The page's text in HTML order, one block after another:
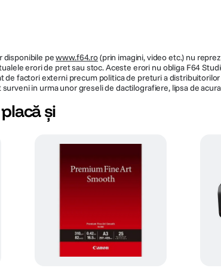
disponibile pewww.f64.ro(prin imagini, video etc.) nu
erori de pret sau stoc. Aceste erori nu obliga F64
factori externi precum politica de preturi a
in urma unor greseli de dactilografiere, lipsa de
și